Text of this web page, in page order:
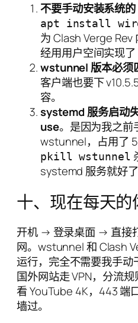
不要手动安装系统
apt install
为 Clash Verge
经用用户空间实现了
wstunnel 版本必须
客户端也要下
容。
systemd 服务启动
use。是因为我之前
wstunnel，占用了
pkill wstunnel
systemd 服务就好了
十、现在每天的
开机 → 登录桌面 → 直接
网。wstunnel 和 Clash
运行，完全不需要我手动
国外网站走 VPN，分流
看 YouTube 4K，443 端
墙过。